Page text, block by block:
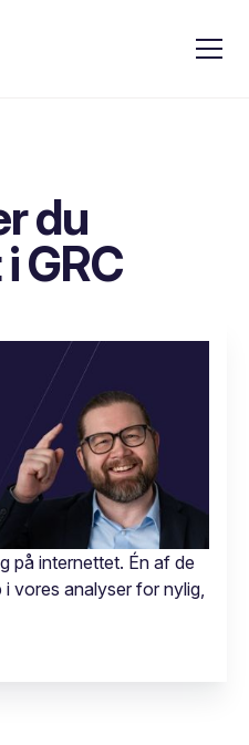
du
GRC
på internettet. Én af de
vores analyser for nylig,